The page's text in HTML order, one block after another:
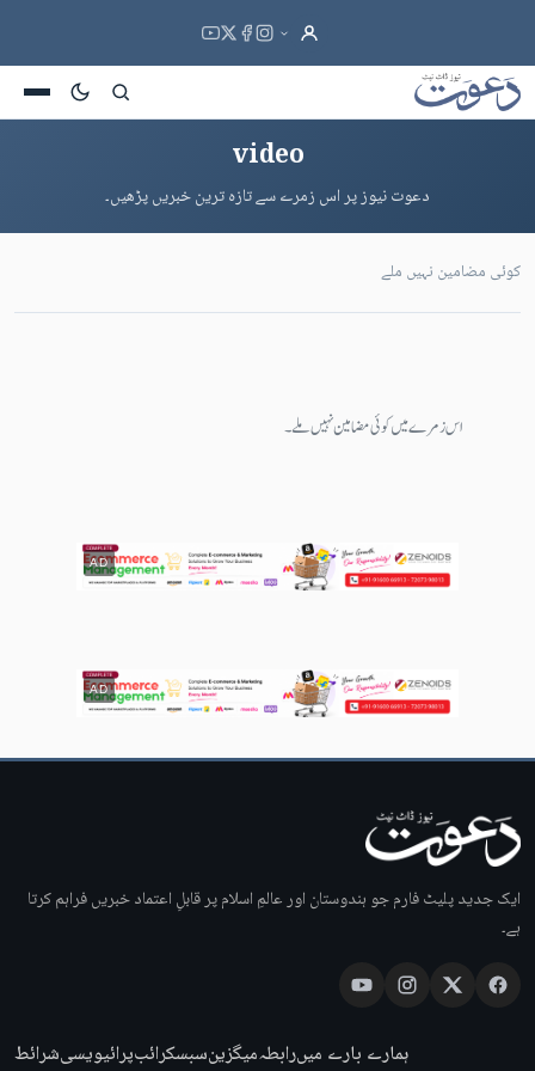
video
دعوت نیوز پر اس زمرے سے تازہ ترین خبریں پڑھیں۔
کوئی مضامین نہیں ملے
اس زمرے میں کوئی مضامین نہیں ملے۔
AD
AD
ایک جدید پلیٹ فارم جو ہندوستان اور عالمِ اسلام پر قابلِ اعتماد خبریں فراہم کرتا
ہے۔
ہمارے بارے میںرابطہمیگزینسبسکرائبپرائیویسیشرائط